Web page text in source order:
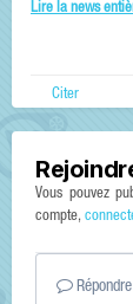
Lire la news
Citer
Vous pouvez
compte,